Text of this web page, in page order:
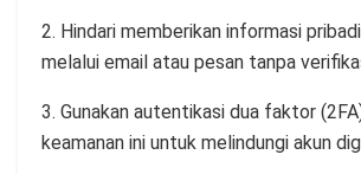
2. Hindari memberikan informasi
melalui email atau pesan tanpa
3. Gunakan autentikasi dua faktor
keamanan ini untuk melindungi akun